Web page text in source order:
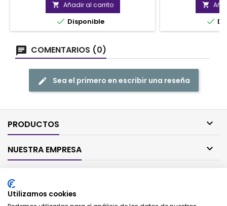
 Añadir al carrito
 Disponible


COMENTARIOS (0)
Sea el primero en escribir una reseña
PRODUCTOS 
NUESTRA EMPRESA 
CONTACTO
Utilizamos cookies